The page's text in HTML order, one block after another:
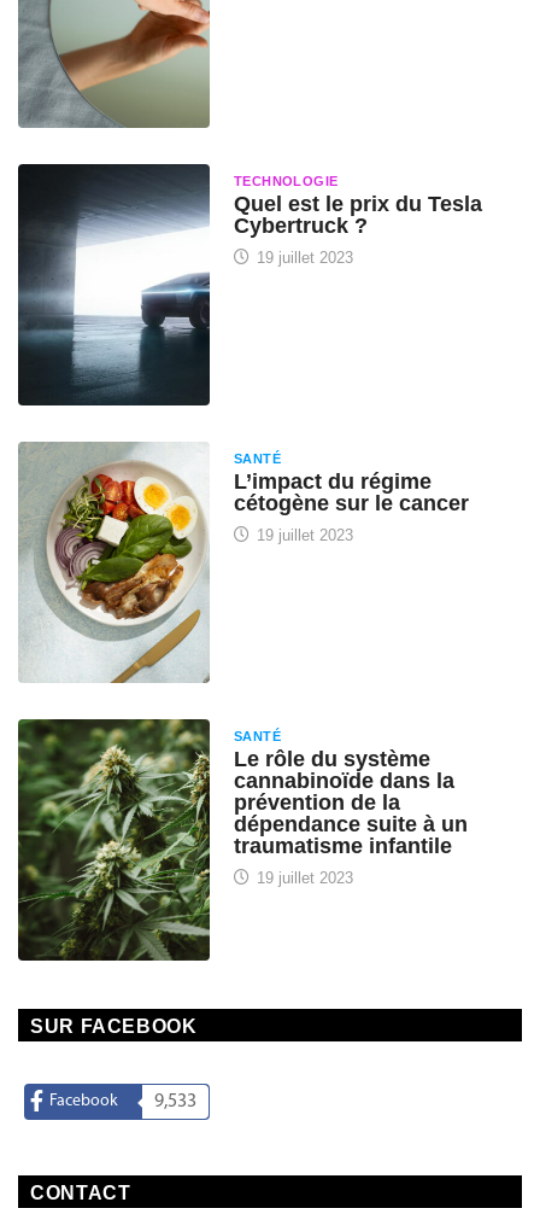
TECHNOLOGIE
Quel est le prix du Tesla
Cybertruck ?
19 juillet 2023
SANTÉ
L’impact du régime
cétogène sur le cancer
19 juillet 2023
SANTÉ
Le rôle du système
cannabinoïde dans la
prévention de la
dépendance suite à un
traumatisme infantile
19 juillet 2023
SUR FACEBOOK
Facebook 9,533
CONTACT